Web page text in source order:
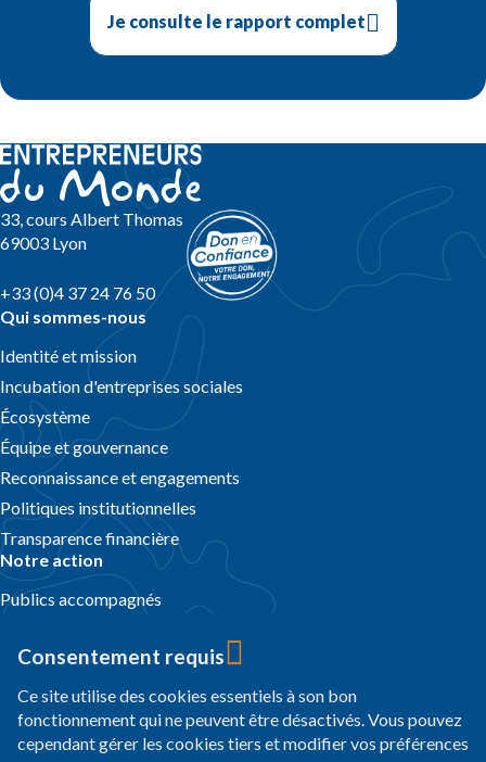
Consentement requis
Ce site utilise des cookies essentiels à son bon
fonctionnement qui ne peuvent être désactivés. Vous pouvez
cependant gérer les cookies tiers et modifier vos préférences
Je consulte le rapport complet
33, cours Albert Thomas
69003 Lyon
+33 (0)4 37 24 76 50
Qui sommes-nous
Identité et mission
Incubation d'entreprises sociales
Écosystème
Équipe et gouvernance
Reconnaissance et engagements
Politiques institutionnelles
Transparence financière
Notre action
Publics accompagnés
Nos programmes sur le terrain
Pays d’action
Témoignages
Actualités et dossiers